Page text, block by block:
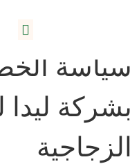
سياسة
بشركة ليدا
الزجاجية